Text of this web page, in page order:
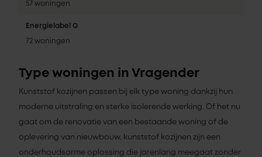
57 woningen
Energielabel G
72 woningen
Type woningen in Vragender
Kunststof kozijnen passen bij elk type woning dankzij hun
moderne uitstraling en sterke isolerende werking. Of het nu
gaat om de renovatie van een bestaande woning of de
oplevering van nieuwbouw, kunststof kozijnen zijn een
onderhoudsarme oplossing die jarenlang meegaat zonder